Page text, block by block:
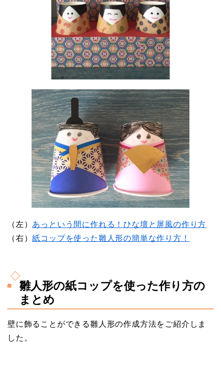
（左） あっという間に作れる！ひな壇と屏風の作り方
（右）紙コップを使った雛人形の簡単な作り方！
雛人形の紙コップを使った作り方の
まとめ
壁に飾ることができる雛人形の作成方法をご紹介しま
した。